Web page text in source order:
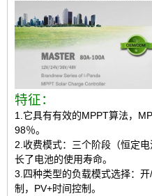
特征：
1.它具有有效的MPPT算法，
98％。
2.收费模式：三个阶段（恒定
长了电池的使用寿命。
3.四种类型的负载模式选择：
制，PV+时间控制。